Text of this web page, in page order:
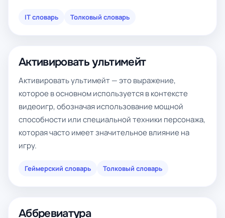
IT словарь Толковый словарь
Активировать ультимейт
Активировать ультимейт — это выражение,
которое в основном используется в контексте
видеоигр, обозначая использование мощной
способности или специальной техники персонажа,
которая часто имеет значительное влияние на
игру.
Геймерский словарь Толковый словарь
Аббревиатура